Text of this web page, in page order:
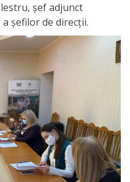
șef adjunct
șefilor de direcții.